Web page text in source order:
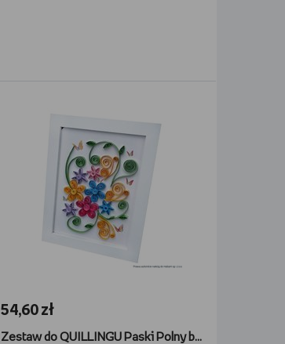
54,60 zł
Zestaw do QUILLINGU Paski Polny bukiet Kwiaty kolorowe Obraz Krajobraz Reprodukcja